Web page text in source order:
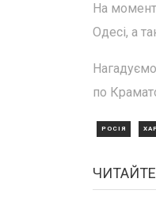
На момент
Одесі, а
по
РОСІЯ